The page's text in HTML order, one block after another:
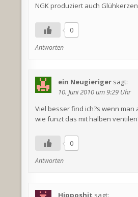
NGK produziert auch
0
Antworten
ein Neugieriger sagt:
10. Juni 2010 um 9:29 Uhr
Viel besser find ich?s wenn
wie funzt das mit halben
0
Antworten
Hipposhit sagt: